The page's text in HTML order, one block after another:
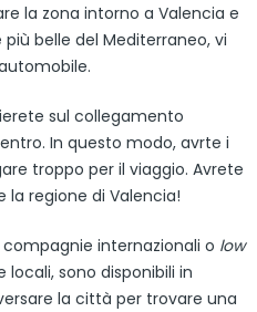
la zona intorno a Valencia e
belle del Mediterraneo, vi
sul collegamento
In questo modo, avrte i
troppo per il viaggio. Avrete
la regione di Valencia!
internazionali o low
sono disponibili in
la città per trovare una